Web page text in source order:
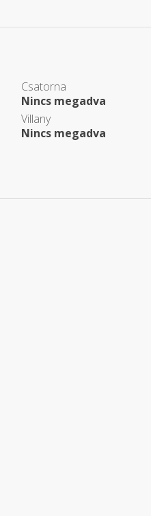
Csatorna
Nincs megadva
Villany
Nincs megadva